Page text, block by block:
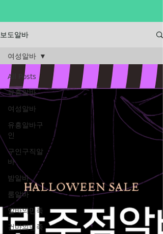
보도알바
All Posts
유흥알바
여성알바
유흥알바구
인
구인구직알
바
밤알바
룸알바
알바의민족
건마의민족
여성알바